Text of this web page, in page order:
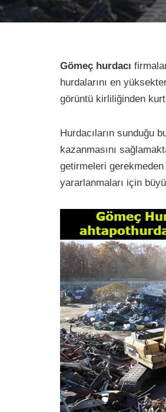
Gömeç hurdacı
hurdalarını en
görüntü kirliliğinden
Hurdacıların sunduğu
kazanmasını
getirmeleri
yararlanmaları için